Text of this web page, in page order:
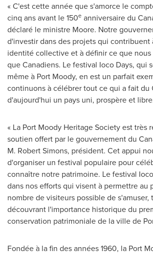
« C'est cette année que s'amorce le
cinq ans avant le 150e anniversaire du
déclaré le ministre Moore. Notre
d'investir dans des projets qui contribuent
identité collective et à définir ce que
que Canadiens. Le festival Ioco Days, qui
même à Port Moody, en est un parfait
continuons à célébrer tout ce qui a fait du
d'aujourd'hui un pays uni, prospère et
« La Port Moody Heritage Society est très
soutien offert par le gouvernement du
M. Robert Simons, président. Cet appui
d'organiser un festival populaire pour
connaître notre patrimoine. Le festival
dans nos efforts qui visent à permettre au
nombre de visiteurs possible de s'amuser,
découvrant l'importance historique du
conservation patrimoniale de la ville de
Fondée à la fin des années 1960, la Port